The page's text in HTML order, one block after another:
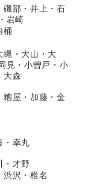
磯部・井上・石
岩崎
桶
縄・大山・大
見・小曽戸・小
大森
糟屋・加藤・金
・幸丸
・才野
渋沢・椎名